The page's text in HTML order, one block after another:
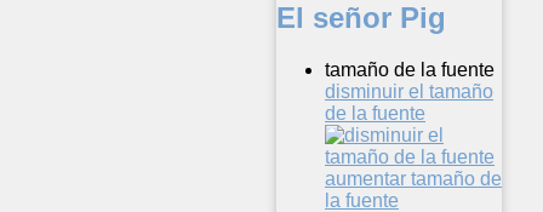
El señor Pig
tamaño de la fuente
disminuir el tamaño
de la fuente
aumentar tamaño de
la fuente